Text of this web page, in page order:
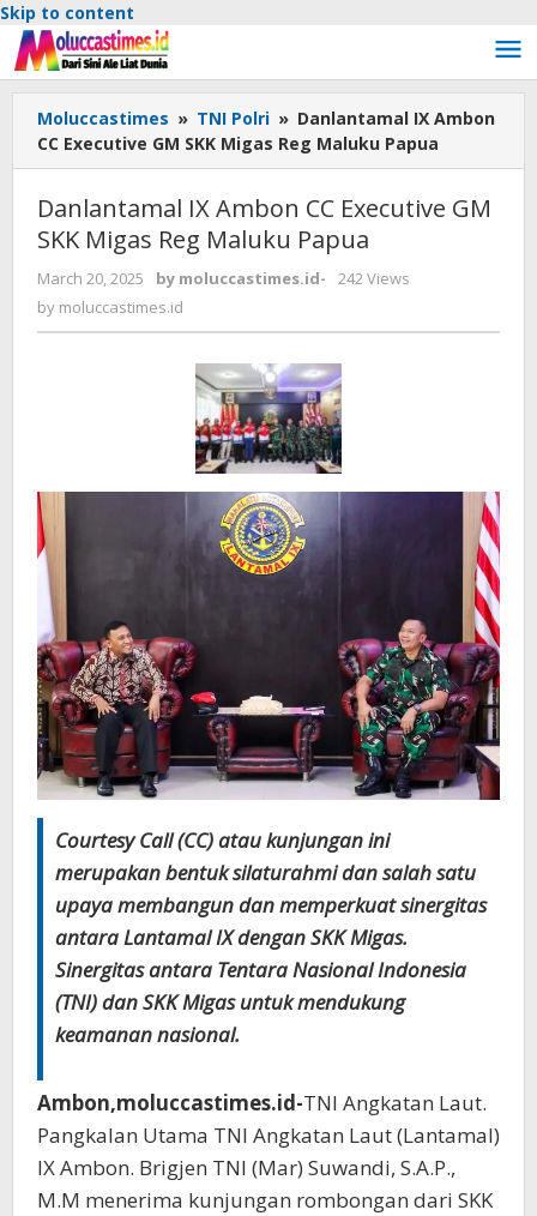
Skip to content
Moluccastimes » TNI Polri » Danlantamal IX Ambon
CC Executive GM SKK Migas Reg Maluku Papua
Danlantamal IX Ambon CC Executive GM
SKK Migas Reg Maluku Papua
March 20, 2025 by moluccastimes.id-
242 Views
by moluccastimes.id
Courtesy Call (CC) atau kunjungan ini
merupakan bentuk silaturahmi dan salah satu
upaya membangun dan memperkuat sinergitas
antara Lantamal IX dengan SKK Migas.
Sinergitas antara Tentara Nasional Indonesia
(TNI) dan SKK Migas untuk mendukung
keamanan nasional.
Ambon,moluccastimes.id-TNI Angkatan Laut.
Pangkalan Utama TNI Angkatan Laut (Lantamal)
IX Ambon. Brigjen TNI (Mar) Suwandi, S.A.P.,
M.M menerima kunjungan rombongan dari SKK